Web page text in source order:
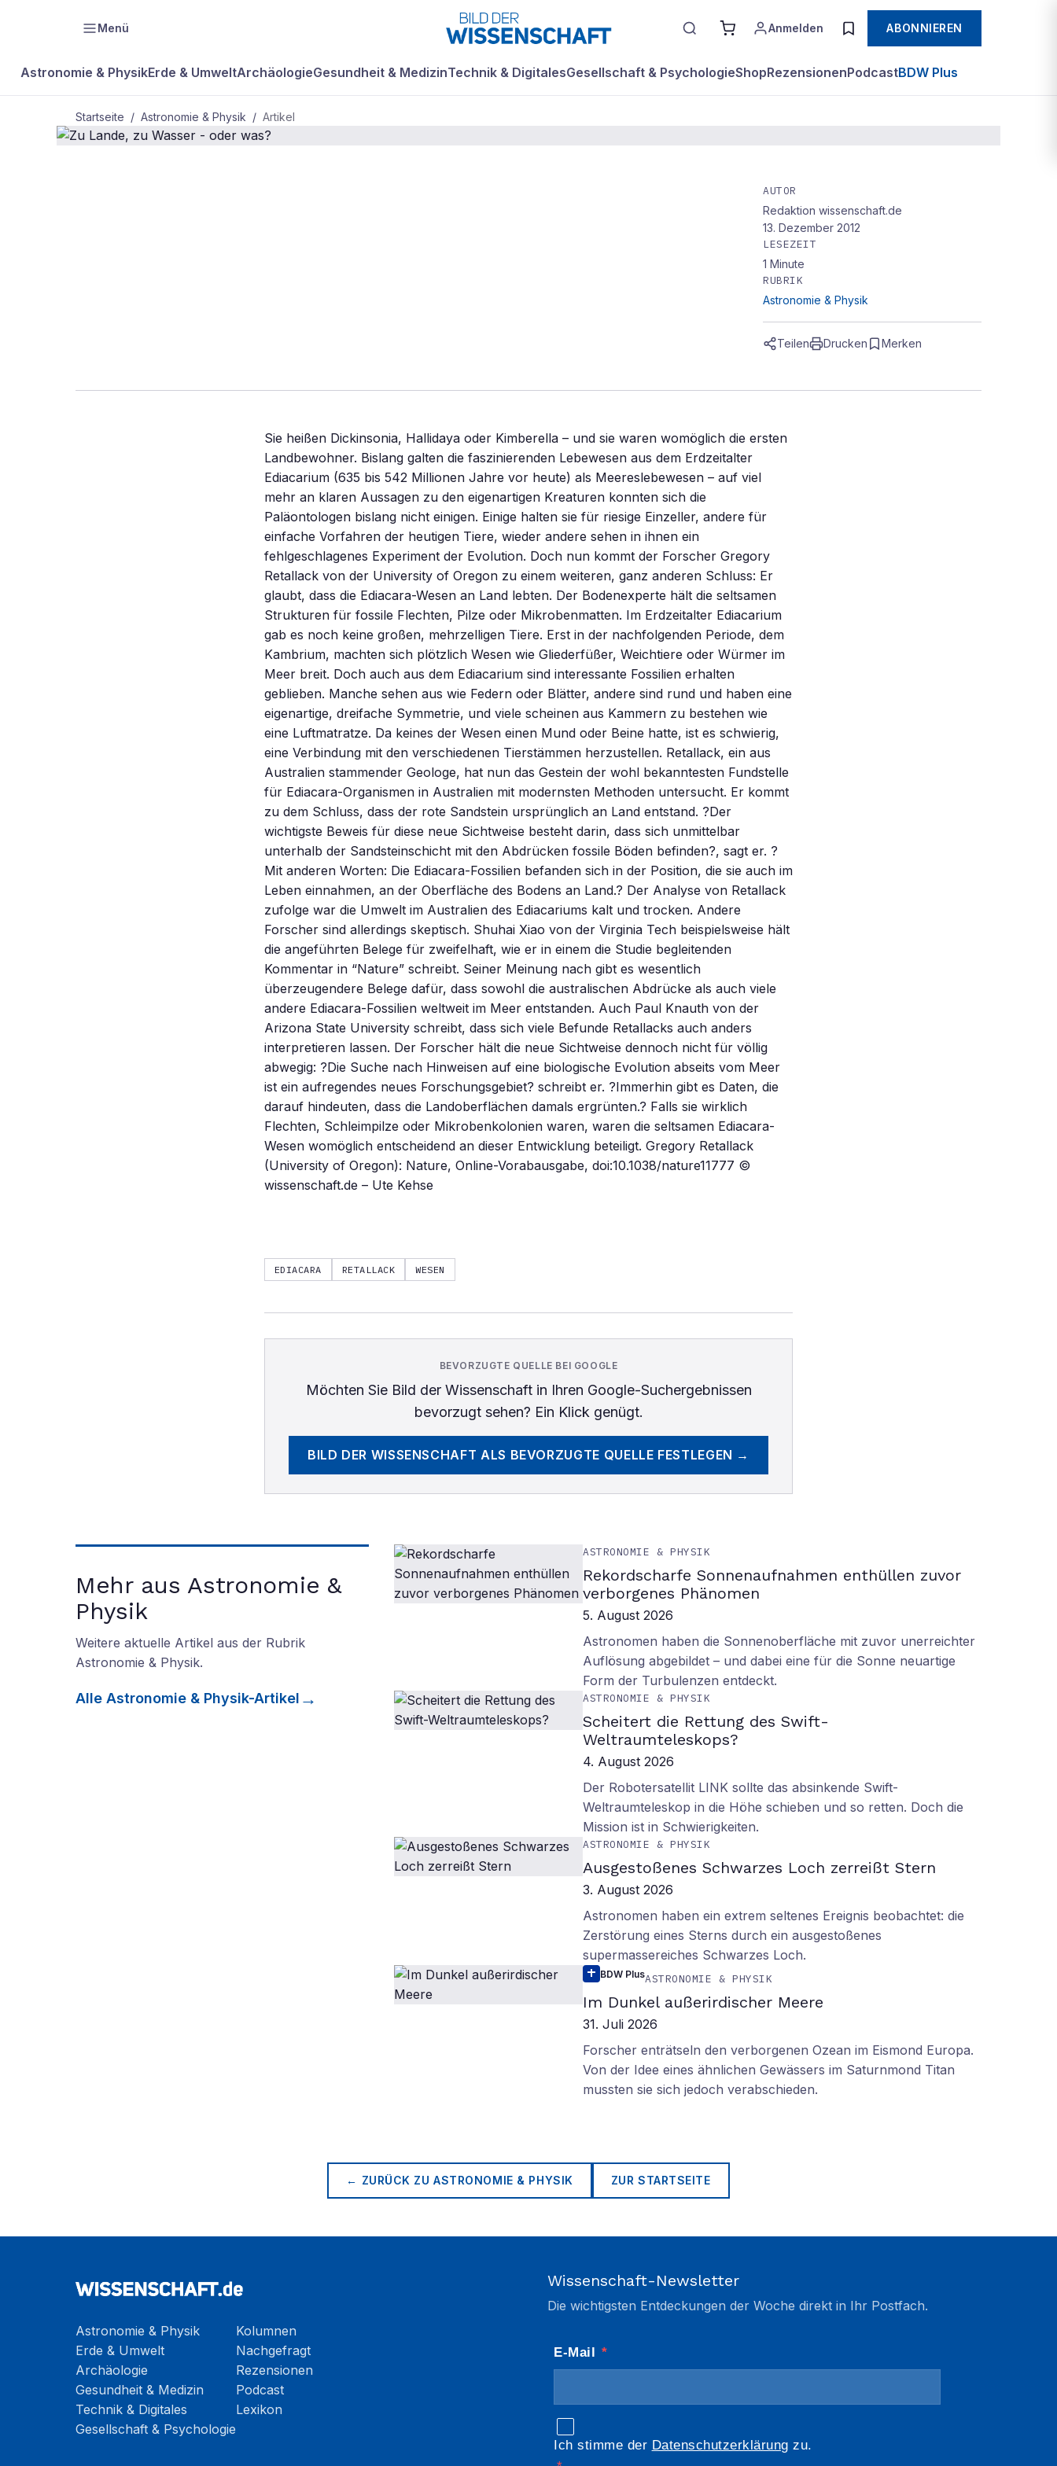
Menü Anmelden ABONNIEREN
Astronomie & PhysikErde & UmweltArchäologieGesundheit & MedizinTechnik & DigitalesGesellschaft & PsychologieShopRezensionenPodcastBDW Plus
Startseite / Astronomie & Physik / Artikel
AUTOR
Redaktion wissenschaft.de
13. Dezember 2012
LESEZEIT
1 Minute
RUBRIK
Astronomie & Physik
Teilen Drucken Merken
Sie heißen Dickinsonia, Hallidaya oder Kimberella – und sie waren womöglich die ersten
Landbewohner. Bislang galten die faszinierenden Lebewesen aus dem Erdzeitalter
Ediacarium (635 bis 542 Millionen Jahre vor heute) als Meereslebewesen – auf viel
mehr an klaren Aussagen zu den eigenartigen Kreaturen konnten sich die
Paläontologen bislang nicht einigen. Einige halten sie für riesige Einzeller, andere für
einfache Vorfahren der heutigen Tiere, wieder andere sehen in ihnen ein
fehlgeschlagenes Experiment der Evolution. Doch nun kommt der Forscher Gregory
Retallack von der University of Oregon zu einem weiteren, ganz anderen Schluss: Er
glaubt, dass die Ediacara-Wesen an Land lebten. Der Bodenexperte hält die seltsamen
Strukturen für fossile Flechten, Pilze oder Mikrobenmatten. Im Erdzeitalter Ediacarium
gab es noch keine großen, mehrzelligen Tiere. Erst in der nachfolgenden Periode, dem
Kambrium, machten sich plötzlich Wesen wie Gliederfüßer, Weichtiere oder Würmer im
Meer breit. Doch auch aus dem Ediacarium sind interessante Fossilien erhalten
geblieben. Manche sehen aus wie Federn oder Blätter, andere sind rund und haben eine
eigenartige, dreifache Symmetrie, und viele scheinen aus Kammern zu bestehen wie
eine Luftmatratze. Da keines der Wesen einen Mund oder Beine hatte, ist es schwierig,
eine Verbindung mit den verschiedenen Tierstämmen herzustellen. Retallack, ein aus
Australien stammender Geologe, hat nun das Gestein der wohl bekanntesten Fundstelle
für Ediacara-Organismen in Australien mit modernsten Methoden untersucht. Er kommt
zu dem Schluss, dass der rote Sandstein ursprünglich an Land entstand. ?Der
wichtigste Beweis für diese neue Sichtweise besteht darin, dass sich unmittelbar
unterhalb der Sandsteinschicht mit den Abdrücken fossile Böden befinden?, sagt er. ?
Mit anderen Worten: Die Ediacara-Fossilien befanden sich in der Position, die sie auch im
Leben einnahmen, an der Oberfläche des Bodens an Land.? Der Analyse von Retallack
zufolge war die Umwelt im Australien des Ediacariums kalt und trocken. Andere
Forscher sind allerdings skeptisch. Shuhai Xiao von der Virginia Tech beispielsweise hält
die angeführten Belege für zweifelhaft, wie er in einem die Studie begleitenden
Kommentar in “Nature” schreibt. Seiner Meinung nach gibt es wesentlich
überzeugendere Belege dafür, dass sowohl die australischen Abdrücke als auch viele
andere Ediacara-Fossilien weltweit im Meer entstanden. Auch Paul Knauth von der
Arizona State University schreibt, dass sich viele Befunde Retallacks auch anders
interpretieren lassen. Der Forscher hält die neue Sichtweise dennoch nicht für völlig
abwegig: ?Die Suche nach Hinweisen auf eine biologische Evolution abseits vom Meer
ist ein aufregendes neues Forschungsgebiet? schreibt er. ?Immerhin gibt es Daten, die
darauf hindeuten, dass die Landoberflächen damals ergrünten.? Falls sie wirklich
Flechten, Schleimpilze oder Mikrobenkolonien waren, waren die seltsamen Ediacara-
Wesen womöglich entscheidend an dieser Entwicklung beteiligt. Gregory Retallack
(University of Oregon): Nature, Online-Vorabausgabe, doi:10.1038/nature11777 ©
wissenschaft.de – Ute Kehse
EDIACARA RETALLACK WESEN
BEVORZUGTE QUELLE BEI GOOGLE
Möchten Sie Bild der Wissenschaftin Ihren Google-Suchergebnissen
bevorzugt sehen? Ein Klick genügt.
BILD DER WISSENSCHAFT ALS BEVORZUGTE QUELLE FESTLEGEN →
Mehr aus Astronomie &
Physik
Weitere aktuelle Artikel aus der Rubrik
Astronomie & Physik.
Alle Astronomie & Physik-Artikel
ASTRONOMIE & PHYSIK
Rekordscharfe Sonnenaufnahmen enthüllen zuvor
verborgenes Phänomen
5. August 2026
Astronomen haben die Sonnenoberfläche mit zuvor unerreichter
Auflösung abgebildet – und dabei eine für die Sonne neuartige
Form der Turbulenzen entdeckt.
ASTRONOMIE & PHYSIK
Scheitert die Rettung des Swift-
Weltraumteleskops?
4. August 2026
Der Robotersatellit LINK sollte das absinkende Swift-
Weltraumteleskop in die Höhe schieben und so retten. Doch die
Mission ist in Schwierigkeiten.
ASTRONOMIE & PHYSIK
Ausgestoßenes Schwarzes Loch zerreißt Stern
3. August 2026
Astronomen haben ein extrem seltenes Ereignis beobachtet: die
Zerstörung eines Sterns durch ein ausgestoßenes
supermassereiches Schwarzes Loch.
BDW PlusASTRONOMIE & PHYSIK
Im Dunkel außerirdischer Meere
31. Juli 2026
Forscher enträtseln den verborgenen Ozean im Eismond Europa.
Von der Idee eines ähnlichen Gewässers im Saturnmond Titan
mussten sie sich jedoch verabschieden.
← ZURÜCK ZUASTRONOMIE & PHYSIK ZUR STARTSEITE
Astronomie & Physik
Erde & Umwelt
Archäologie
Gesundheit & Medizin
Technik & Digitales
Gesellschaft & Psychologie
Kolumnen
Nachgefragt
Rezensionen
Podcast
Lexikon
Wissenschaft-Newsletter
Die wichtigsten Entdeckungen der Woche direkt in Ihr Postfach.